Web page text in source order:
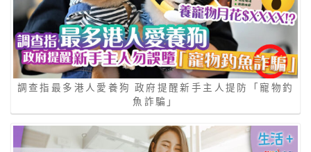
調查指最多港人愛養狗 政府提醒新手主人提防「寵物釣
魚詐騙」